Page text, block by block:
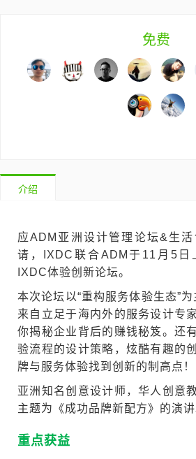
免费
介绍
应ADM亚洲设计管理论坛&生
请，IXDC联合ADM于11月5日
IXDC体验创新论坛。
本次论坛以“重构服务体验生态”
来自立足于海内外的服务设计专
你揭秘企业背后的赚钱秘笈。还
验流程的设计策略，炫酷有趣的
牌与服务体验找到创新的制高点！
亚洲知名创意设计师，华人创意
主题为《成功品牌新配方》的演讲
重点获益